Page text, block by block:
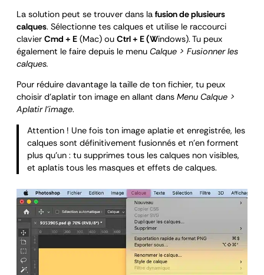
La solution peut se trouver dans la fusion de plusieurs
calques. Sélectionne tes calques et utilise le raccourci
clavier Cmd + E (Mac) ou Ctrl + E (Windows). Tu peux
également le faire depuis le menu Calque > Fusionner les
calques.
Pour réduire davantage la taille de ton fichier, tu peux
choisir d’aplatir ton image en allant dans Menu Calque >
Aplatir l’image.
Attention ! Une fois ton image aplatie et enregistrée, les
calques sont définitivement fusionnés et n’en forment
plus qu’un : tu supprimes tous les calques non visibles,
et aplatis tous les masques et effets de calques.